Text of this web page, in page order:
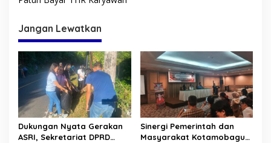
i
g
a
s
i
p
o
s
Jangan Lewatkan
Dukungan Nyata Gerakan
ASRI, Sekretariat DPRD
Sinergi Pemerintah dan
Masyarakat Kotamobagu